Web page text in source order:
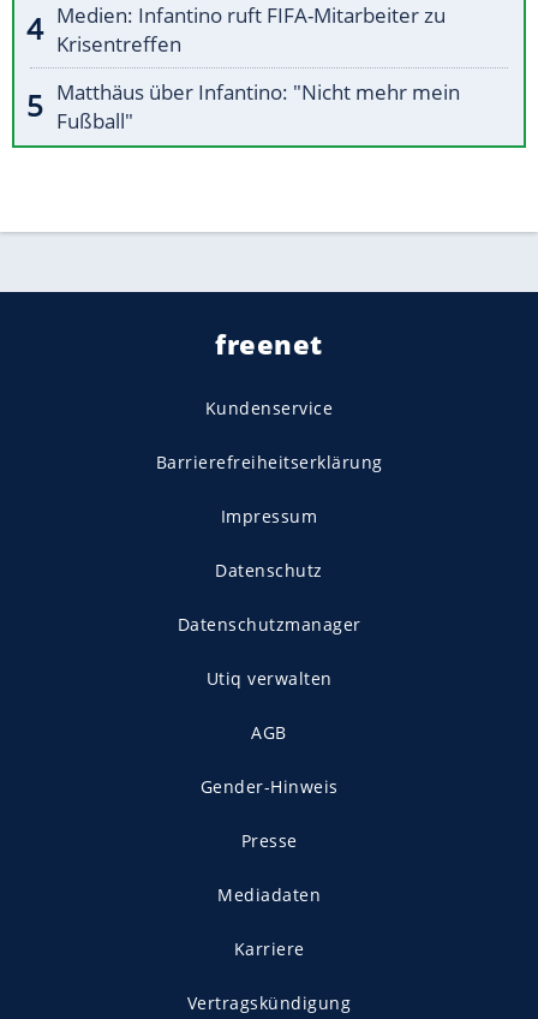
Medien: Infantino ruft FIFA-Mitarbeiter zu
Krisentreffen
Matthäus über Infantino: "Nicht mehr mein
Fußball"
freenet
Kundenservice
Barrierefreiheitserklärung
Impressum
Datenschutz
Datenschutzmanager
Utiq verwalten
AGB
Gender-Hinweis
Presse
Mediadaten
Karriere
Vertragskündigung